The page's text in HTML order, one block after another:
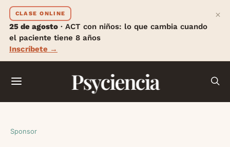
CLASE ONLINE
25 de agosto · ACT con niños: lo que cambia cuando
el paciente tiene 8 años
Inscríbete →
×
Psyciencia
Sponsor